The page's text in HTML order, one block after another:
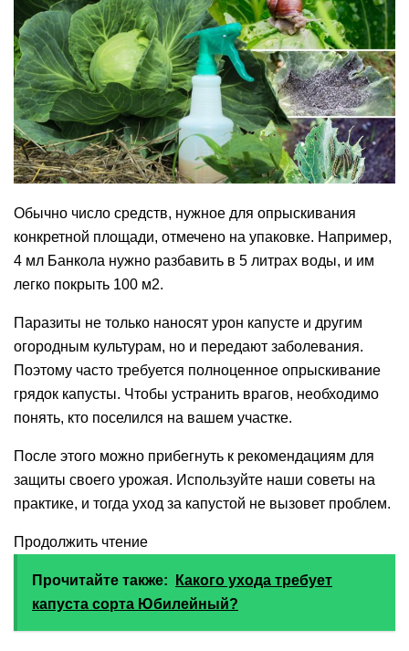
Обычно число средств, нужное для опрыскивания
конкретной площади, отмечено на упаковке. Например,
4 мл Банкола нужно разбавить в 5 литрах воды, и им
легко покрыть 100 м2.
Паразиты не только наносят урон капусте и другим
огородным культурам, но и передают заболевания.
Поэтому часто требуется полноценное опрыскивание
грядок капусты. Чтобы устранить врагов, необходимо
понять, кто поселился на вашем участке.
После этого можно прибегнуть к рекомендациям для
защиты своего урожая. Используйте наши советы на
практике, и тогда уход за капустой не вызовет проблем.
Продолжить чтение
Прочитайте также:
Какого ухода требует
капуста сорта Юбилейный?